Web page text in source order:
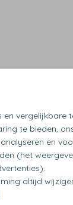
vergelijkbare
te bieden,
en
(het
altijd
mousseline
unieke
kleuren voor
is zichtbaar
ook